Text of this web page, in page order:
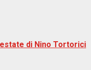
di Nino Tortorici